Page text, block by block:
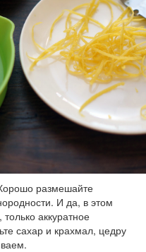
размешайте
И да, в этом
аккуратное
сахар и крахмал, цедру